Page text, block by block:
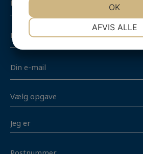
mail
Vælg
opgave
Jeg
er
AFVIS ALLE
OK